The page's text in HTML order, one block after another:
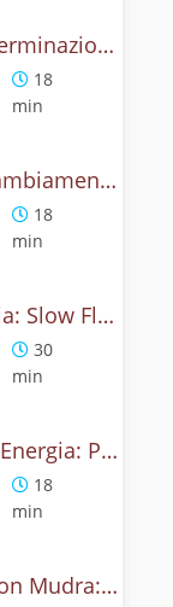
Stabilità e Determinazione: Hatha Yoga Energizzante
18
min
Il Ritmo del Cambiamento: Vinyasa Yoga
18
min
Fluire con Gioia: Slow Flow per Energia
30
min
Ritrova la Tua Energia: Purificazione con Hatha Yoga
18
min
Meditazione con Mudra: Risveglia il Potere Interiore